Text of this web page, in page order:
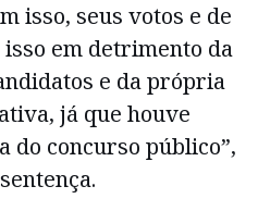
isso, seus votos e de
em detrimento da
e da própria
já que houve
do concurso público”,